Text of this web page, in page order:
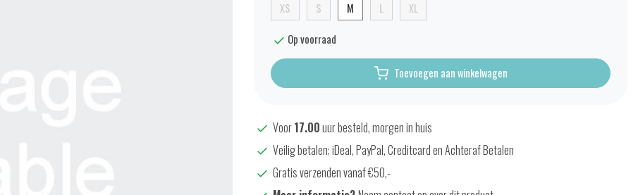
XS S M L XL
Op voorraad
Toevoegen aan winkelwagen
Voor17.00uur besteld, morgen in huis
Veilig betalen; iDeal, PayPal, Creditcard en Achteraf Betalen
Gratis verzenden vanaf €50,-